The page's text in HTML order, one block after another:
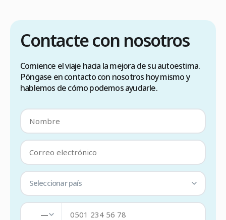
Contacte con nosotros
Comience el viaje hacia la mejora de su autoestima.
Póngase en contacto con nosotros hoy mismo y
hablemos de cómo podemos ayudarle.
Seleccionar país
—